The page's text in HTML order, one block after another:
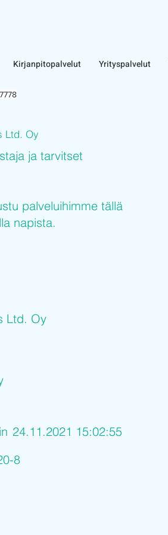
Kirjanpitopalvelut Yrityspalvelut
Ltd. Oy
ja tarvitset
palveluihimme tällä
napista.
Ltd. Oy
24.11.2021 15:02:55
8